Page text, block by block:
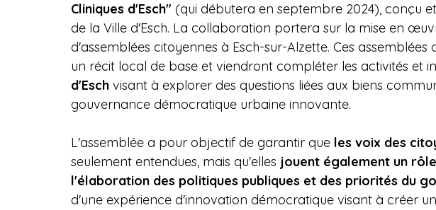
Cliniques d'Esch" (qui débutera en septembre 2024), conçu
de la Ville d'Esch. La collaboration portera sur la mise en
d'assemblées citoyennes à Esch-sur-Alzette. Ces
un récit local de base et viendront compléter les activités et
d'Esch visant à explorer des questions liées aux biens
gouvernance démocratique urbaine innovante.
L'assemblée a pour objectif de garantir que les voix des
seulement entendues, mais qu'elles jouent également un
l'élaboration des politiques publiques et des priorités du
d'une expérience d'innovation démocratique visant à créer